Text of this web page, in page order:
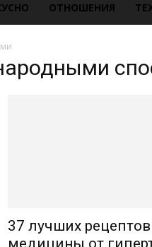
ОТНОШЕНИЯ
37 лучших
медицины от